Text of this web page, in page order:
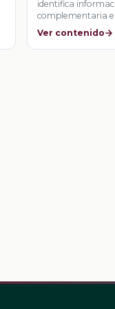
fuentes
identifica
complementaria
que relatan
Ver contenido